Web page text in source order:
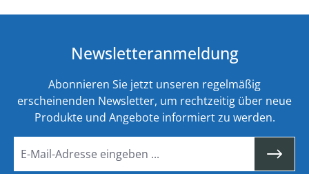
Newsletteranmeldung
Abonnieren Sie jetzt unseren regelmäßig
erscheinenden Newsletter, um rechtzeitig über neue
Produkte und Angebote informiert zu werden.